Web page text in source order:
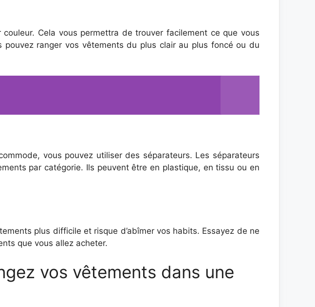
Cela vous permettra de trouver facilement ce que vous
ranger vos vêtements du plus clair au plus foncé ou du
vous pouvez utiliser des séparateurs. Les séparateurs
par catégorie. Ils peuvent être en plastique, en tissu ou en
plus difficile et risque d’abîmer vos habits. Essayez de ne
que vous allez acheter.
vos vêtements dans une